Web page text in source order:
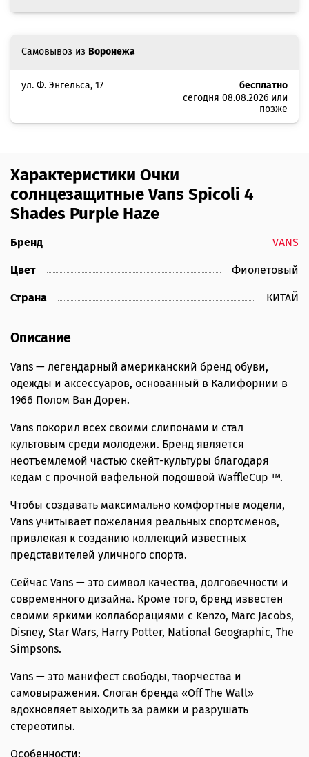
Самовывоз из Воронежа
ул. Ф. Энгельса, 17
бесплатно
сегодня 08.08.2026 или
позже
Характеристики Очки
солнцезащитные Vans Spicoli 4
Shades Purple Haze
Бренд VANS
Цвет Фиолетовый
Страна КИТАЙ
Описание
Vans — легендарный американский бренд обуви,
одежды и аксессуаров, основанный в Калифорнии в
1966 Полом Ван Дорен.
Vans покорил всех своими слипонами и стал
культовым среди молодежи. Бренд является
неотъемлемой частью скейт-культуры благодаря
кедам с прочной вафельной подошвой WaffleCup ™.
Чтобы создавать максимально комфортные модели,
Vans учитывает пожелания реальных спортсменов,
привлекая к созданию коллекций известных
представителей уличного спорта.
Сейчас Vans — это символ качества, долговечности и
современного дизайна. Кроме того, бренд известен
своими яркими коллаборациями с Kenzo, Marc Jacobs,
Disney, Star Wars, Harry Potter, National Geographic, The
Simpsons.
Vans — это манифест свободы, творчества и
самовыражения. Слоган бренда «Off The Wall»
вдохновляет выходить за рамки и разрушать
стереотипы.
Особенности: